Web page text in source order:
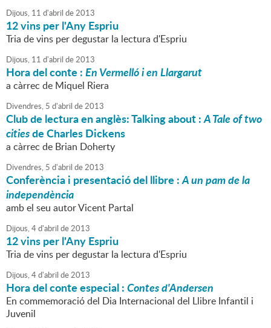
Dijous, 11 d'abril de2013
12 vins per l'Any Espriu
Tria de vins per degustar la lectura d'Espriu
Dijous, 11 d'abril de2013
Hora del conte :En Vermelló i en Llargarut
a càrrec de Miquel Riera
Divendres, 5 d'abril de2013
Club de lectura en anglès: Talking about :A Tale of two
citiesde Charles Dickens
a càrrec de Brian Doherty
Divendres, 5 d'abril de2013
Conferència i presentació del llibre :A un pam de la
independència
amb el seu autor Vicent Partal
Dijous,4d'abril de2013
12 vins per l'Any Espriu
Tria de vins per degustar la lectura d'Espriu
Dijous,4d'abril de2013
Hora del conte especial :Contes d'Andersen
En commemoració del Dia Internacional del Llibre Infantil i
Juvenil